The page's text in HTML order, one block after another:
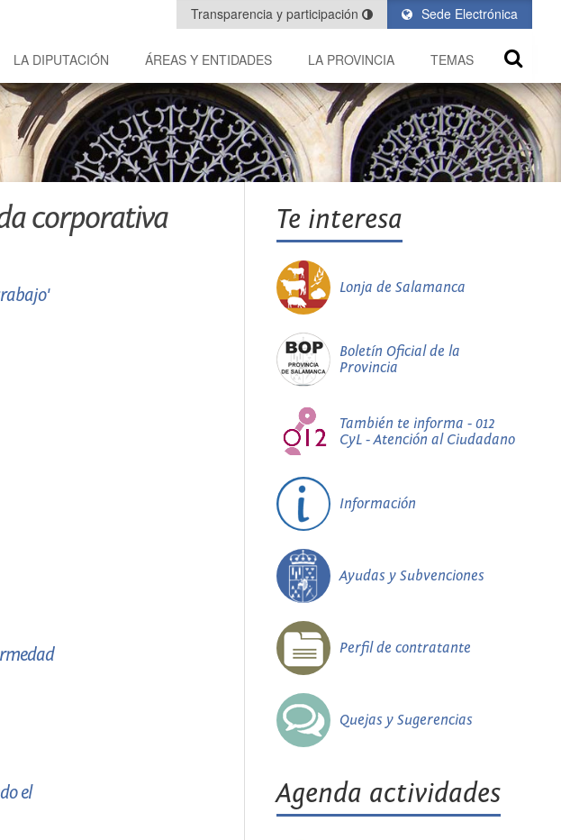
Sede Electrónica
Transparencia y participación
LA DIPUTACIÓN ÁREAS Y ENTIDADES LA PROVINCIA TEMAS
corporativa
el
Te interesa
Lonja de Salamanca
Boletín Oficial de la
Provincia
También te informa - 012
CyL - Atención al Ciudadano
Información
Ayudas y Subvenciones
Perfil de contratante
Quejas y Sugerencias
Agenda actividades